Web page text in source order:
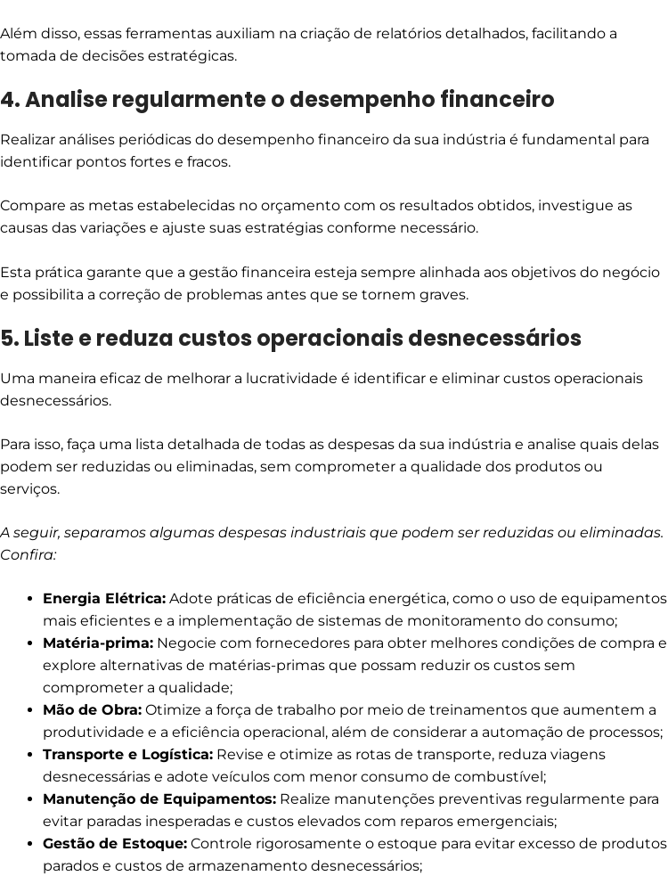
Além disso, essas ferramentas auxiliam na criação de relatórios detalhados, facilitando a
tomada de decisões estratégicas.
4. Analise regularmente o desempenho financeiro
Realizar análises periódicas do desempenho financeiro da sua indústria é fundamental para
identificar pontos fortes e fracos.
Compare as metas estabelecidas no orçamento com os resultados obtidos, investigue as
causas das variações e ajuste suas estratégias conforme necessário.
Esta prática garante que a gestão financeira esteja sempre alinhada aos objetivos do negócio
e possibilita a correção de problemas antes que se tornem graves.
5. Liste e reduza custos operacionais desnecessários
Uma maneira eficaz de melhorar a lucratividade é identificar e eliminar custos operacionais
desnecessários.
Para isso, faça uma lista detalhada de todas as despesas da sua indústria e analise quais delas
podem ser reduzidas ou eliminadas, sem comprometer a qualidade dos produtos ou
serviços.
A seguir, separamos algumas despesas industriais que podem ser reduzidas ou eliminadas.
Confira:
Energia Elétrica: Adote práticas de eficiência energética, como o uso de equipamentos
mais eficientes e a implementação de sistemas de monitoramento do consumo;
Matéria-prima: Negocie com fornecedores para obter melhores condições de compra e
explore alternativas de matérias-primas que possam reduzir os custos sem
comprometer a qualidade;
Mão de Obra: Otimize a força de trabalho por meio de treinamentos que aumentem a
produtividade e a eficiência operacional, além de considerar a automação de processos;
Transporte e Logística: Revise e otimize as rotas de transporte, reduza viagens
desnecessárias e adote veículos com menor consumo de combustível;
Manutenção de Equipamentos: Realize manutenções preventivas regularmente para
evitar paradas inesperadas e custos elevados com reparos emergenciais;
Gestão de Estoque: Controle rigorosamente o estoque para evitar excesso de produtos
parados e custos de armazenamento desnecessários;